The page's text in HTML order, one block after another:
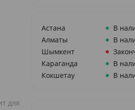
Астана
В
Алматы
В
Шымкент
Караганда
В
Кокшетау
В
для